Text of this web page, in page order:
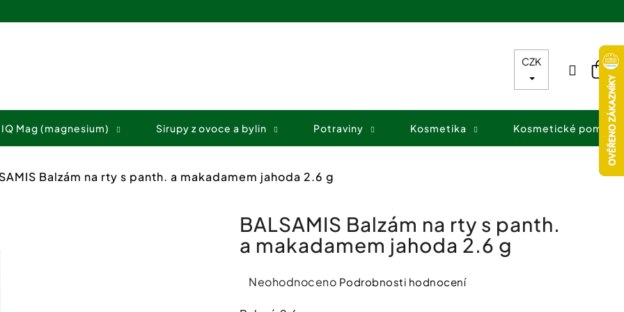
Mag (magnesium) Sirupy z ovoce a bylin Potraviny Kosmetika Kosmetické
CZK
Balzám na rty s panth. a makadamem jahoda 2.6 g
Průměrné
Neohodnoceno Podrobnosti hodnocení
BALSAMIS Balzám na rty s panth.
a makadamem jahoda 2.6 g
HLEDAT